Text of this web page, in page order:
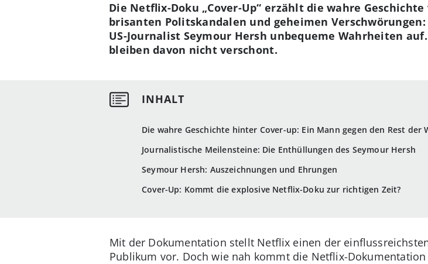
Die wahre Geschichte hinter Cover-up: Ein Mann gegen den Rest der
Journalistische Meilensteine: Die Enthüllungen des Seymour Hersh
Seymour Hersh: Auszeichnungen und Ehrungen
Cover-Up: Kommt die explosive Netflix-Doku zur richtigen Zeit?
Die Netflix-Doku „Cover-Up“ erzählt die wahre
brisanten Politskandalen und geheimen
US-Journalist Seymour Hersh unbequeme Wahrheiten
bleiben davon nicht verschont.
Mit der Dokumentation stellt Netflix einen der
Publikum vor. Doch wie nah kommt die Netflix-